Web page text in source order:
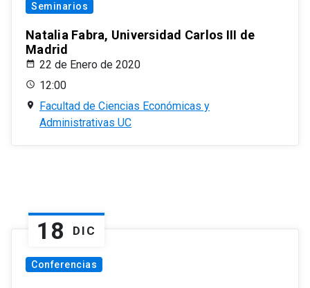
Seminarios
Natalia Fabra, Universidad Carlos III de
Madrid
22 de Enero de 2020
12:00
Facultad de Ciencias Económicas y
Administrativas UC
18 DIC
Conferencias